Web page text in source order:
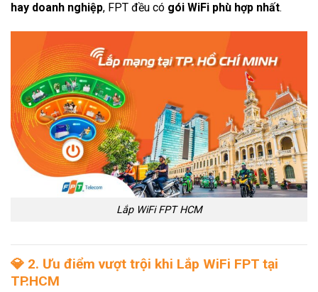
hay doanh nghiệp, FPT đều có gói WiFi phù hợp nhất.
Lắp WiFi FPT HCM
💎 2. Ưu điểm vượt trội khi Lắp WiFi FPT tại
TP.HCM